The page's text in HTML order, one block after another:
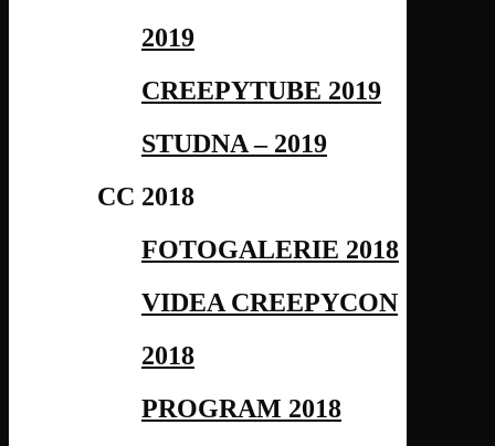
2019
CREEPYTUBE 2019
STUDNA – 2019
CC 2018
FOTOGALERIE 2018
VIDEA CREEPYCON
2018
PROGRAM 2018